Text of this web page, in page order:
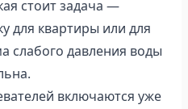
стоит задача —
для квартиры или для
слабого давления воды
включаются уже